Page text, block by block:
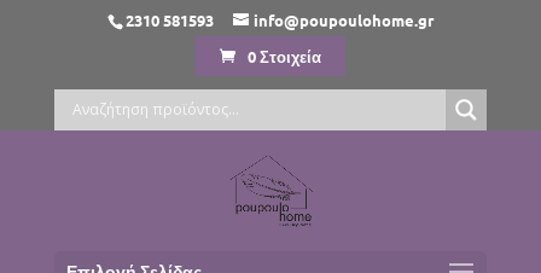
2310 581593
info@poupoulohome.gr
0 Στοιχεία